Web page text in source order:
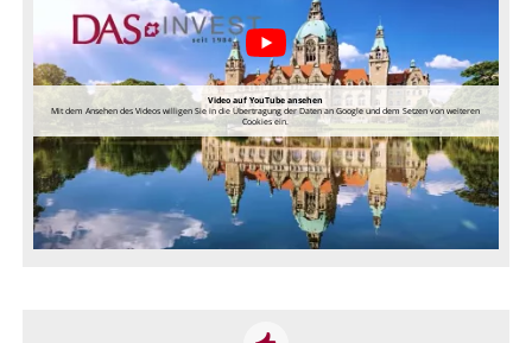
Video auf YouTube ansehen
Mit dem Ansehen des Videos willigen Sie in die Übertragung der Daten an Google und dem Setzen von weiteren
Cookies ein.